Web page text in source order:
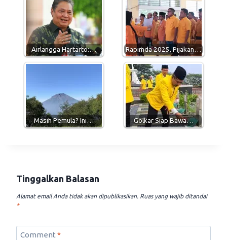
p
p
g
r
a
m
b
o
o
k
Airlangga Hartarto:… Rapimda 2025, Pijakan…
Masih Pemula? Ini… Golkar Siap Bawa…
Tinggalkan Balasan
Alamat email Anda tidak akan dipublikasikan. Ruas yang wajib ditandai
*
Comment *